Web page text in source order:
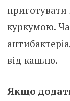
приготувати
куркумою.
від кашлю.
Якщо